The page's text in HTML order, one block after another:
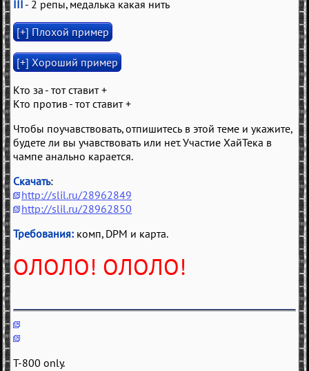
III - 2 репы, медалька какая нить
Кто за - тот ставит +
Кто против - тот ставит +
Чтобы поучавствовать, отпишитесь в этой теме и укажите,
будете ли вы учавствовать или нет. Участие ХайТека в
чампе анально карается.
Скачать:
http://slil.ru/28962849
http://slil.ru/28962850
Требования: комп, DPM и карта.
ОЛОЛО! ОЛОЛО!
T-800 only.